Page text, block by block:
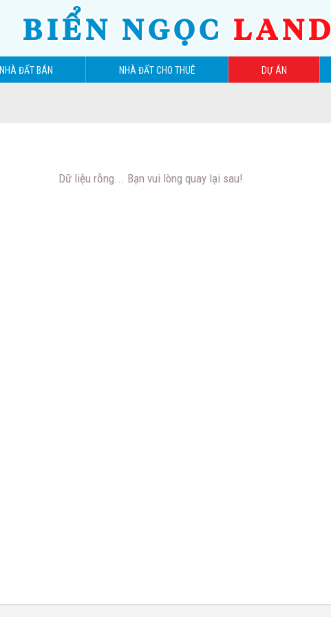
BIỂN NGỌC LAND
NHÀ ĐẤT BÁN NHÀ ĐẤT CHO THUÊ DỰ ÁN
Dữ liệu rỗng... Bạn vui lòng quay lại sau!